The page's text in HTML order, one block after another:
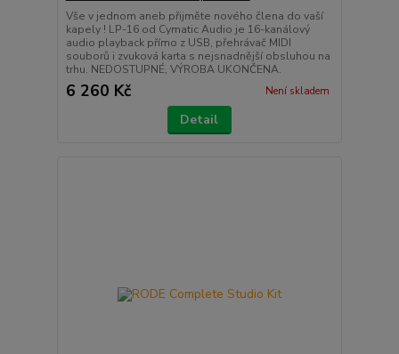
Vše v jednom aneb přijměte nového člena do vaší
kapely ! LP-16 od Cymatic Audio je 16-kanálový
audio playback přímo z USB, přehrávač MIDI
souborů i zvuková karta s nejsnadnější obsluhou na
trhu. NEDOSTUPNÉ, VÝROBA UKONČENA.
6 260 Kč Není skladem
Detail